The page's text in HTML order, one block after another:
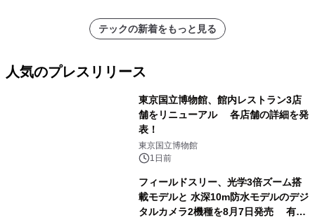
テックの新着をもっと見る
人気のプレスリリース
東京国立博物館、館内レストラン3店
舗をリニューアル 各店舗の詳細を発
表！
東京国立博物館
1日前
フィールドスリー、光学3倍ズーム搭
載モデルと 水深10m防水モデルのデジ
タルカメラ2機種を8月7日発売 有効